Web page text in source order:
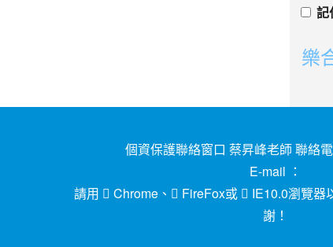
記
樂
個資保護聯絡窗口 蔡昇峰老師 聯絡
E-mail ：
請用
Chrome 、 FireFox或
IE10.0瀏覽器
謝！